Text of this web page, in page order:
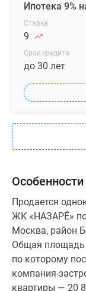
Ипотека 9%
Ставка
9
Срок кредита
до 30 лет
Особенности
Продается
ЖК «НАЗАРÉ» по
Москва, район
Общая площадь
по которому
компания-
квартиры — 20